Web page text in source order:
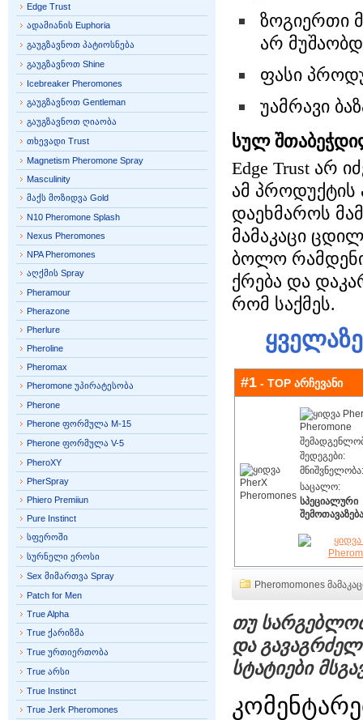
ზოგიერთი
არ
ფასი
უამრავი
სულ
Edge Trust არ
ამ პროდუქტის
დაეხმაროს
მამაკაცი
ბოლო
ქრება და
რომ საქმეს.
#1 - TOP არჩევანი
შედეგები:
მნიშვნელობა:
საცალო:
სპეციალური
Pheromomones
თუ
და
სტატიები
Edge Trust
ადამიანის Euphoria
გაუგზავნოთ პატიოსნება
გაუგზავნოთ Shine
Icebreaker Pheromones
გაუგზავნოთ Gentleman
გაუგზავნოთ ღიაობა
თხევადი Trust
Magnetism Pheromone Spray
Masculinity
მაქს მოზიდვა Gold
N10 Pheromone Splash
Nexus Pheromones
NPA Pheromones
აღქმის Spray
Pheramour
Pherazone
Pherlure
Pheroline
Pheromax
Pheromone უპირატესობა
Pherone
Pherone ფორმულა M-15
Pherone ფორმულა V-5
PheroXY
PherSpray
Phiero Premiiun
Pure Instinct
სფეროში
სურნელი ეროსი
Sex მიმართვა Spray
Patch for Men
True Alpha
True ქარიზმა
True ურთიერთობა
True არსი
True Instinct
True Jerk Pheromones